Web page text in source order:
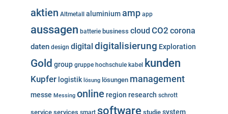
r
i
n
aktien Altmetall aluminiumamp app
aussagen batterie business cloud CO2 corona
daten design digital digitalisierung Exploration
Gold group gruppe hochschule kabel kunden
Kupfer logistik lösung lösungen management
messe Messing online region research schrott
service services software studie system